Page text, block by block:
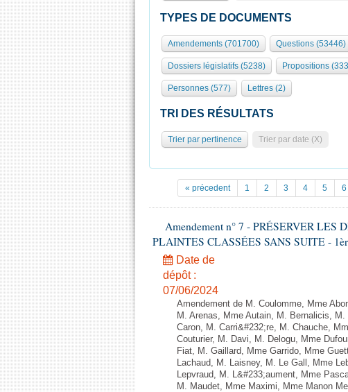
TYPES DE DOCUMENTS
Amendements (701700) Questions (53446)
Dossiers législatifs (5238) Propositions
Personnes (577) Lettres (2)
TRI DES RÉSULTATS
Trier par pertinence Trier par date (X)
« précedent 1 2 3 4 5 6
Amendement n° 7 - PRÉSERVER LES
PLAINTES CLASSÉES SANS SUITE -
Date de
dépôt :
07/06/2024
Amendement de M. Coulomme, Mme
M. Arenas, Mme Autain, M. Bernalicis,
Caron, M. Carri&#232;re, M. Chauche,
Couturier, M. Davi, M. Delogu, Mme
Fiat, M. Gaillard, Mme Garrido, Mme
Lachaud, M. Laisney, M. Le Gall, Mme
Lepvraud, M. L&#233;aument, Mme
M. Maudet, Mme Maximi, Mme Manon